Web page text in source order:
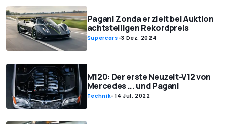
Pagani Zonda erzielt bei Auktion
achtstelligen Rekordpreis
Supercars-3 Dez. 2024
M120: Der erste Neuzeit-V12 von
Mercedes ... und Pagani
Technik-14 Jul. 2022